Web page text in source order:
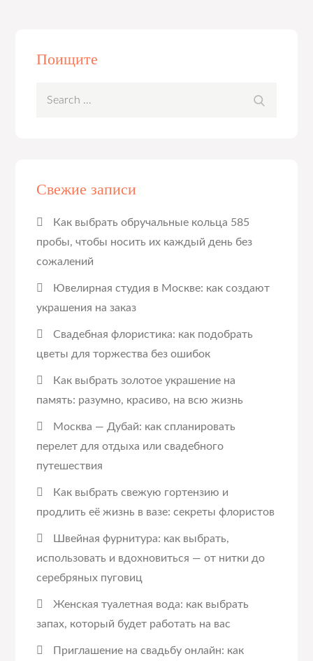
Поищите
Свежие записи
Как выбрать обручальные кольца 585
пробы, чтобы носить их каждый день без
сожалений
Ювелирная студия в Москве: как создают
украшения на заказ
Свадебная флористика: как подобрать
цветы для торжества без ошибок
Как выбрать золотое украшение на
память: разумно, красиво, на всю жизнь
Москва — Дубай: как спланировать
перелет для отдыха или свадебного
путешествия
Как выбрать свежую гортензию и
продлить её жизнь в вазе: секреты флористов
Швейная фурнитура: как выбрать,
использовать и вдохновиться — от нитки до
серебряных пуговиц
Женская туалетная вода: как выбрать
запах, который будет работать на вас
Приглашение на свадьбу онлайн: как